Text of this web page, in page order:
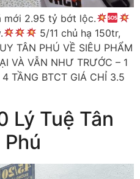
mới 2.95 tỷ bớt lộc.
5/11 chủ hạ 150tr,
TÂN PHÚ VỀ SIÊU PHẨM
VÀ VẪN NHƯ TRƯỚC – 1
TẦNG BTCT GIÁ CHỈ 3.5
Lý Tuệ Tân